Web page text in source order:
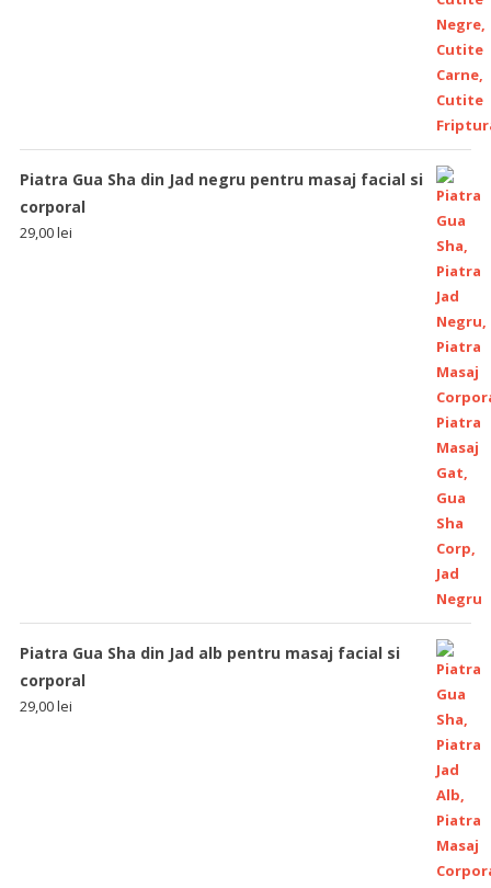
Piatra Gua Sha din Jad negru pentru masaj facial si
corporal
29,00lei
Piatra Gua Sha din Jad alb pentru masaj facial si
corporal
29,00lei